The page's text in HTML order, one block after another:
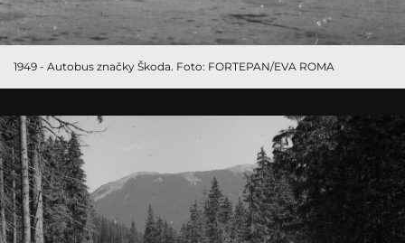
1949 - Autobus značky Škoda. Foto: FORTEPAN/EVA ROMA